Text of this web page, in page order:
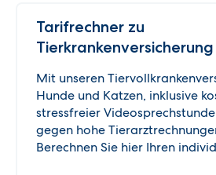
Tarifrechner zu
Tierkrankenversicherung
Mit unseren
Hunde und Katzen, inklusive
stressfreier
gegen hohe
Berechnen Sie hier Ihren